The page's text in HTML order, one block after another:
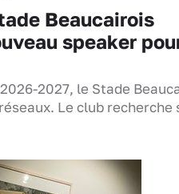
Beaucairois
speaker
2027, le Stade
Le club recherche